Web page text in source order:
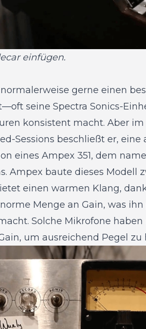
einfügen.
gerne einen
seine Spectra Sonics-
konsistent macht. Aber
Sessions beschließt er,
eines Ampex 351, dem
Ampex baute dieses Modell
einen warmen Klang,
Menge an Gain, was
Solche Mikrofone
um ausreichend Pegel zu